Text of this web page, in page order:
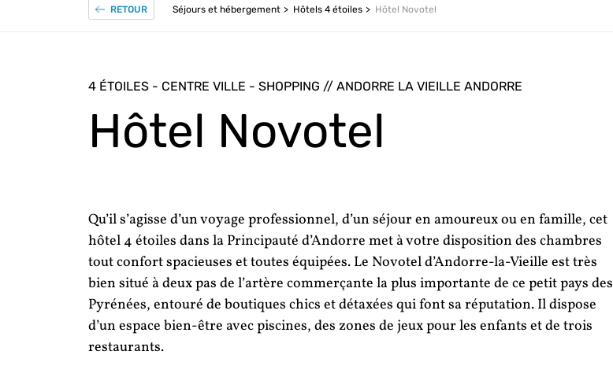
RETOUR Séjours et hébergement Hôtels 4 étoiles Hôtel Novotel
4 ÉTOILES - CENTRE VILLE - SHOPPING // ANDORRE LA VIEILLE ANDORRE
Hôtel Novotel
Qu’il s’agisse d’un voyage professionnel, d’un séjour en amoureux ou en famille, cet
hôtel 4 étoiles dans la Principauté d’Andorre met à votre disposition des chambres
tout confort spacieuses et toutes équipées. Le Novotel d’Andorre-la-Vieille est très
bien situé à deux pas de l’artère commerçante la plus importante de ce petit pays des
Pyrénées, entouré de boutiques chics et détaxées qui font sa réputation. Il dispose
d’un espace bien-être avec piscines, des zones de jeux pour les enfants et de trois
restaurants.